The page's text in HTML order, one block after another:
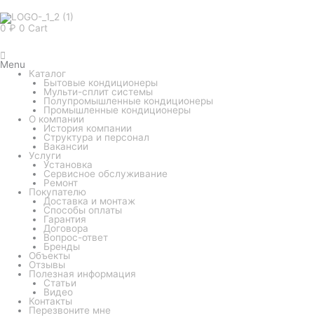
0 ₽ 0 Cart
Menu
Каталог
Бытовые кондиционеры
Мульти-сплит системы
Полупромышленные кондиционеры
Промышленные кондиционеры
О компании
История компании
Структура и персонал
Вакансии
Услуги
Установка
Сервисное обслуживание
Ремонт
Покупателю
Доставка и монтаж
Способы оплаты
Гарантия
Договора
Вопрос-ответ
Бренды
Объекты
Отзывы
Полезная информация
Статьи
Видео
Контакты
Перезвоните мне